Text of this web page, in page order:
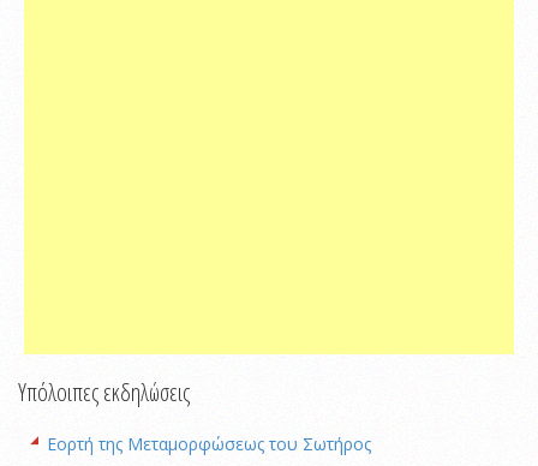
Υπόλοιπες εκδηλώσεις
Εορτή της Μεταμορφώσεως του Σωτήρος